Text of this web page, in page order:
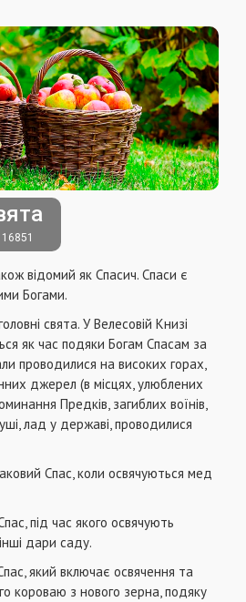
16851
відомий як Спасич. Спаси є
Богами.
свята. У Велесовій Книзі
як час подяки Богам Спасам за
проводилися на високих горах,
джерел (в місцях, улюблених
Предків, загиблих воїнів,
лад у державі, проводилися
Спас, коли освячуються мед
під час якого освячують
дари саду.
який включає освячення та
короваю з нового зерна, подяку